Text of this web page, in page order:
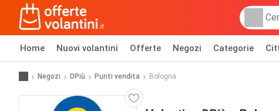
Home Nuovi volantini Offerte Negozi Categorie
Negozi DPiù Punti vendita Bologna